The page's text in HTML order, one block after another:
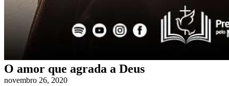
O amor que agrada a Deus
novembro 26, 2020